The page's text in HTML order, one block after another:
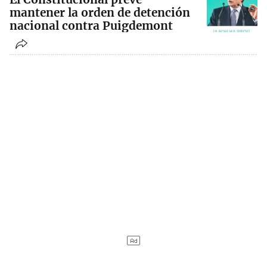
mantener la orden de detención
nacional contra Puigdemont